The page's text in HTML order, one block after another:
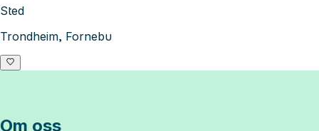
Sted
Trondheim, Fornebu
Om oss